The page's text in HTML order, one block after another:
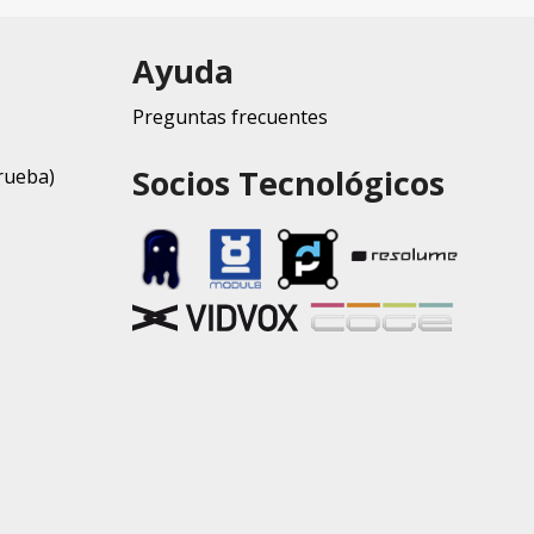
Ayuda
Preguntas frecuentes
Socios Tecnológicos